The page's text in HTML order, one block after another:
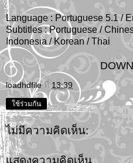
Language : Portuguese 5.1 /
Subtitles : Portuguese /
Indonesia / Korean / Thai
loadhdfile ที่ 13:39
ใช้ร่วมกัน
ไม่มีความคิดเห็น:
แสดงความคิดเห็น